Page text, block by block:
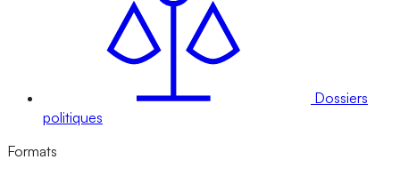
Dossiers
politiques
Formats